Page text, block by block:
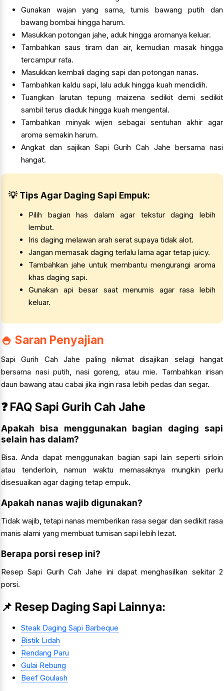
Gunakan wajan yang sama, tumis bawang putih dan
bawang bombai hingga harum.
Masukkan potongan jahe, aduk hingga aromanya keluar.
Tambahkan saus tiram dan air, kemudian masak hingga
tercampur rata.
Masukkan kembali daging sapi dan potongan nanas.
Tambahkan kaldu sapi, lalu aduk hingga kuah mendidih.
Tuangkan larutan tepung maizena sedikit demi sedikit
sambil terus diaduk hingga kuah mengental.
Tambahkan minyak wijen sebagai sentuhan akhir agar
aroma semakin harum.
Angkat dan sajikan Sapi Gurih Cah Jahe bersama nasi
hangat.
💡 Tips Agar Daging Sapi Empuk:
Pilih bagian has dalam agar tekstur daging lebih
lembut.
Iris daging melawan arah serat supaya tidak alot.
Jangan memasak daging terlalu lama agar tetap juicy.
Tambahkan jahe untuk membantu mengurangi aroma
khas daging sapi.
Gunakan api besar saat menumis agar rasa lebih
keluar.
🍚 Saran Penyajian
Sapi Gurih Cah Jahe paling nikmat disajikan selagi hangat
bersama nasi putih, nasi goreng, atau mie. Tambahkan irisan
daun bawang atau cabai jika ingin rasa lebih pedas dan segar.
❓ FAQ Sapi Gurih Cah Jahe
Apakah bisa menggunakan bagian daging sapi
selain has dalam?
Bisa. Anda dapat menggunakan bagian sapi lain seperti sirloin
atau tenderloin, namun waktu memasaknya mungkin perlu
disesuaikan agar daging tetap empuk.
Apakah nanas wajib digunakan?
Tidak wajib, tetapi nanas memberikan rasa segar dan sedikit rasa
manis alami yang membuat tumisan sapi lebih lezat.
Berapa porsi resep ini?
Resep Sapi Gurih Cah Jahe ini dapat menghasilkan sekitar 2
porsi.
📌 Resep Daging Sapi Lainnya:
Steak Daging Sapi Barbeque
Bistik Lidah
Rendang Paru
Gulai Rebung
Beef Goulash